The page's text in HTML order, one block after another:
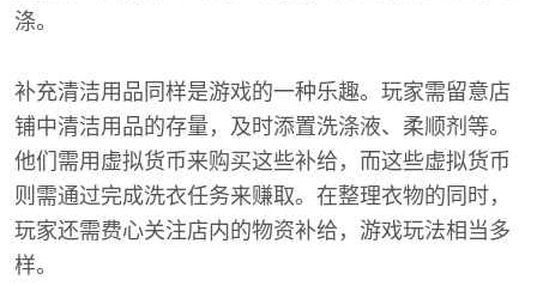
涤。
补充清洁用品同样是游戏的一种乐趣。玩家需留意店
铺中清洁用品的存量，及时添置洗涤液、柔顺剂等。
他们需用虚拟货币来购买这些补给，而这些虚拟货币
则需通过完成洗衣任务来赚取。在整理衣物的同时，
玩家还需费心关注店内的物资补给，游戏玩法相当多
样。